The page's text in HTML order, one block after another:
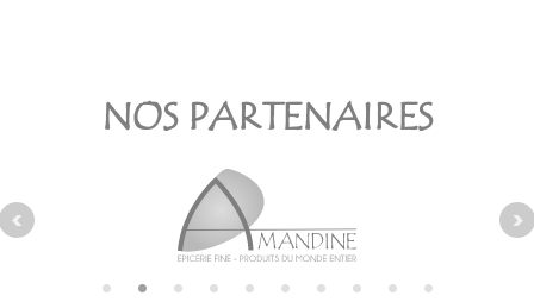
NOS PARTENAIRES